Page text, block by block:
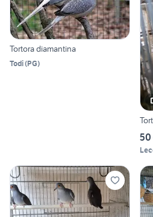
Tortora diamantina
Todi(PG)
50